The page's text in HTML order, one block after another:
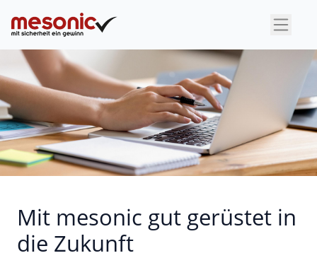
×
Mit mesonic gut gerüstet in
die Zukunft